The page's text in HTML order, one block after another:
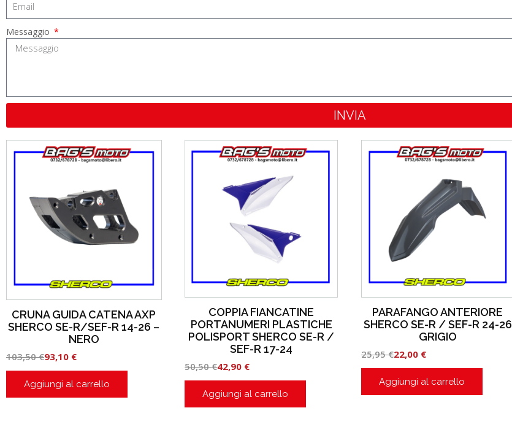
Messaggio
INVIA
CRUNA GUIDA CATENA AXP
SHERCO SE-R/SEF-R 14-26 –
NERO
103,50€93,10 €
Aggiungi al carrello
COPPIA FIANCATINE
PORTANUMERI PLASTICHE
POLISPORT SHERCO SE-R /
SEF-R 17-24
50,50€42,90 €
Aggiungi al carrello
PARAFANGO ANTERIORE
SHERCO SE-R / SEF-R 24-26
GRIGIO
25,95€22,00 €
Aggiungi al carrello